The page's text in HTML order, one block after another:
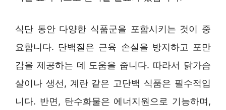
식단 동안 다양한 식품군을 포함시키는 것이 중
요합니다. 단백질은 근육 손실을 방지하고 포만
감을 제공하는 데 도움을 줍니다. 따라서 닭가슴
살이나 생선, 계란 같은 고단백 식품은 필수적입
니다. 반면, 탄수화물은 에너지원으로 기능하며,